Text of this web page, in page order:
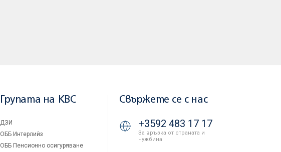
Групата на KBC
ДЗИ
ОББ Интерлийз
ОББ Пенсионно осигуряване
Свържете се с нас
+3592 483 17 17
За връзка от страната и
чужбина